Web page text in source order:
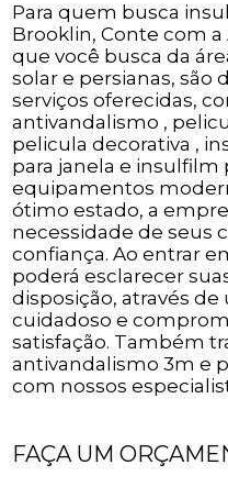
Para quem busca
Brooklin, Conte com
que você busca da
solar e persianas, são
serviços oferecidas,
antivandalismo ,
pelicula decorativa ,
para janela e insulfilm
equipamentos
ótimo estado, a
necessidade de seus
confiança. Ao entrar
poderá esclarecer
disposição, através
cuidadoso e
satisfação. Também
antivandalismo 3m e
com nossos
FAÇA UM